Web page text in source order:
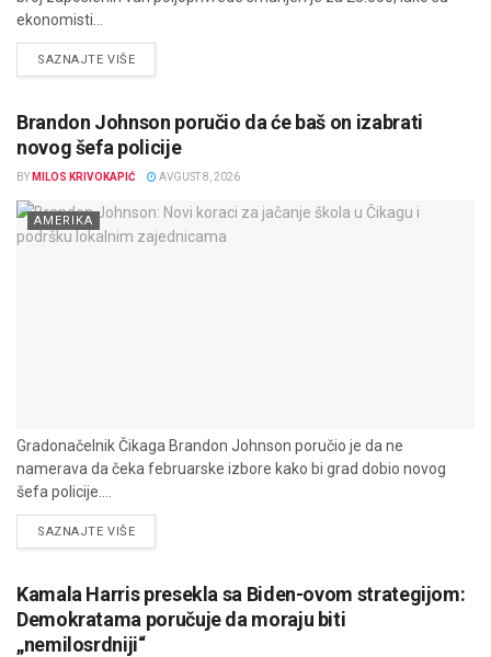
ekonomisti...
SAZNAJTE VIŠEDETAILS
Brandon Johnson poručio da će baš on izabrati
novog šefa policije
BY MILOS KRIVOKAPIĆ AVGUST 8, 2026
AMERIKA
Gradonačelnik Čikaga Brandon Johnson poručio je da ne
namerava da čeka februarske izbore kako bi grad dobio novog
šefa policije....
SAZNAJTE VIŠEDETAILS
Kamala Harris presekla sa Biden-ovom strategijom:
Demokratama poručuje da moraju biti
„nemilosrdniji“